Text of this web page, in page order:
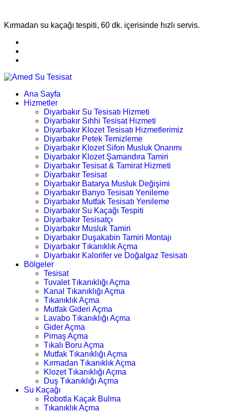
Kırmadan su kaçağı tespiti, 60 dk. içerisinde hızlı servis.
Ana Sayfa
Hizmetler
Diyarbakır Su Tesisatı Hizmeti
Diyarbakır Sıhhi Tesisat Hizmeti
Diyarbakır Klozet Tesisatı Hizmetlerimiz
Diyarbakır Petek Temizleme
Diyarbakır Klozet Sifon Musluk Onarımı
Diyarbakır Klozet Şamandıra Tamiri
Diyarbakır Tesisat & Tamirat Hizmeti
Diyarbakır Tesisat
Diyarbakır Batarya Musluk Değişimi
Diyarbakır Banyo Tesisatı Yenileme
Diyarbakır Mutfak Tesisatı Yenileme
Diyarbakır Su Kaçağı Tespiti
Diyarbakır Tesisatçı
Diyarbakır Musluk Tamiri
Diyarbakır Duşakabin Tamiri Montajı
Diyarbakır Tıkanıklık Açma
Diyarbakır Kalorifer ve Doğalgaz Tesisatı
Bölgeler
Tesisat
Tuvalet Tıkanıklığı Açma
Kanal Tıkanıklığı Açma
Tıkanıklık Açma
Mutfak Gideri Açma
Lavabo Tıkanıklığı Açma
Gider Açma
Pimaş Açma
Tıkalı Boru Açma
Mutfak Tıkanıklığı Açma
Kırmadan Tıkanıklık Açma
Klozet Tıkanıklığı Açma
Duş Tıkanıklığı Açma
Su Kaçağı
Robotla Kaçak Bulma
Tıkanıklık Açma